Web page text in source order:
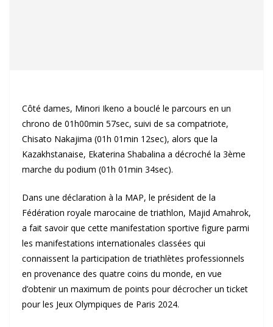
Côté dames, Minori Ikeno a bouclé le parcours en un
chrono de 01h00min 57sec, suivi de sa compatriote,
Chisato Nakajima (01h 01min 12sec), alors que la
Kazakhstanaise, Ekaterina Shabalina a décroché la 3ème
marche du podium (01h 01min 34sec).
Dans une déclaration à la MAP, le président de la
Fédération royale marocaine de triathlon, Majid Amahrok,
a fait savoir que cette manifestation sportive figure parmi
les manifestations internationales classées qui
connaissent la participation de triathlètes professionnels
en provenance des quatre coins du monde, en vue
d’obtenir un maximum de points pour décrocher un ticket
pour les Jeux Olympiques de Paris 2024.